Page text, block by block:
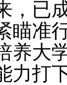
，已
瞄准
养大
力打